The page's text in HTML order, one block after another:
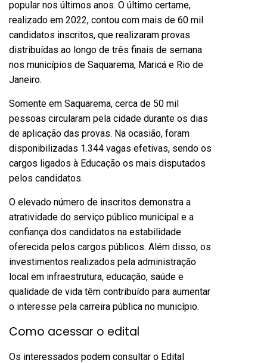
popular nos últimos anos. O último certame,
realizado em 2022, contou com mais de 60 mil
candidatos inscritos, que realizaram provas
distribuídas ao longo de três finais de semana
nos municípios de Saquarema, Maricá e Rio de
Janeiro.
Somente em Saquarema, cerca de 50 mil
pessoas circularam pela cidade durante os dias
de aplicação das provas. Na ocasião, foram
disponibilizadas 1.344 vagas efetivas, sendo os
cargos ligados à Educação os mais disputados
pelos candidatos.
O elevado número de inscritos demonstra a
atratividade do serviço público municipal e a
confiança dos candidatos na estabilidade
oferecida pelos cargos públicos. Além disso, os
investimentos realizados pela administração
local em infraestrutura, educação, saúde e
qualidade de vida têm contribuído para aumentar
o interesse pela carreira pública no município.
Como acessar o edital
Os interessados podem consultar o Edital